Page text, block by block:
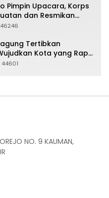
Pimpin Upacara, Korps
dan Resmikan
46246
Tertibkan
Kota yang Rapi
44601
NO. 9 KAUMAN,